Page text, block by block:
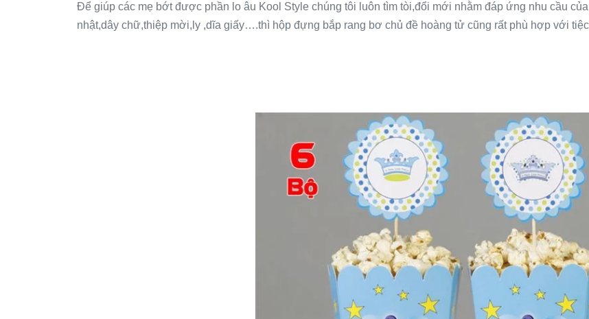
Để giúp các mẹ bớt được phần lo âu Kool Style chúng tôi luôn tìm tòi,đổi mới nhằm đáp ứng nhu cầu
nhật,dây chữ,thiệp mời,ly ,dĩa giấy….thì hộp đựng bắp rang bơ chủ đề hoàng tử cũng rất phù hợp với